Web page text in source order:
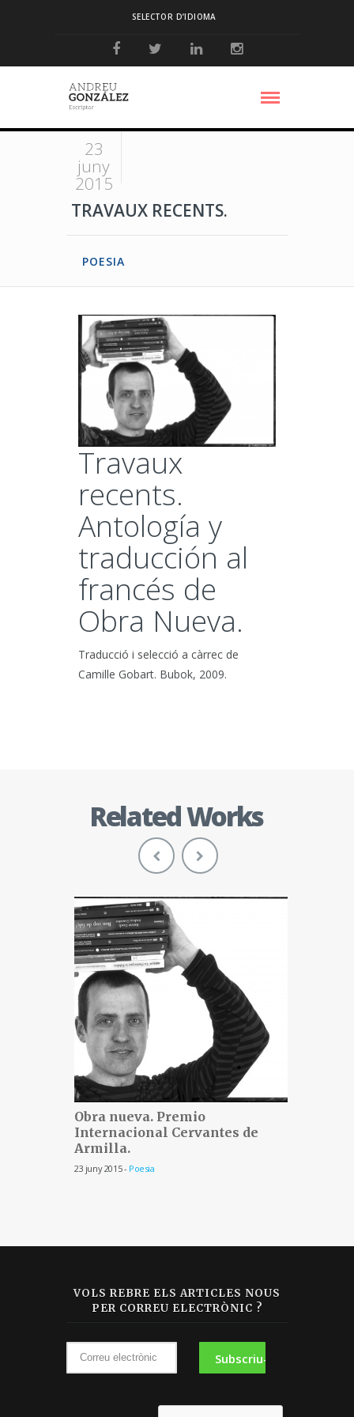
SELECTOR D’IDIOMA
23
juny
2015
TRAVAUX RECENTS.
POESIA
Travaux
recents.
Antología y
traducción al
francés de
Obra Nueva.
Traducció i selecció a càrrec de
Camille Gobart. Bubok, 2009.
Related Works
Obra nueva. Premio
Internacional Cervantes de
Armilla.
23 juny 2015 - Poesia
VOLS REBRE ELS ARTICLES NOUS
PER CORREU ELECTRÒNIC ?